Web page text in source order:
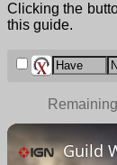
Clicking the
this guide.
Guild